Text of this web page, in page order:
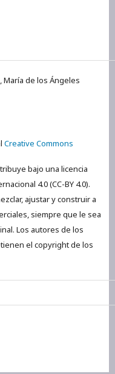
María de los Ángeles
Creative Commons
bajo una licencia
4.0 (CC-BY 4.0).
ajustar y construir a
siempre que le sea
Los autores de los
el copyright de los